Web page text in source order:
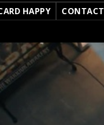
HAPPY CONTACT